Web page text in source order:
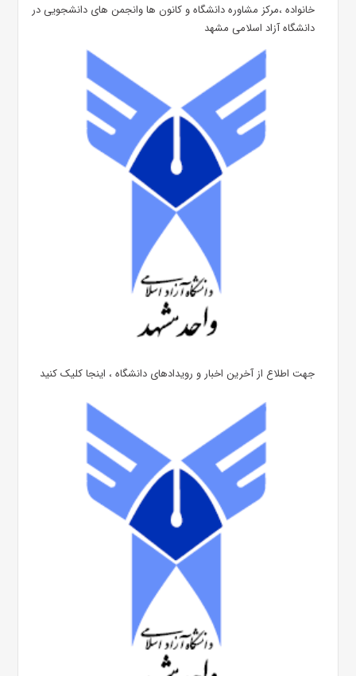
خانواده ،مرکز مشاوره دانشگاه و کانون ها وانجمن های دانشجویی در
دانشگاه آزاد اسلامی مشهد
جهت اطلاع از آخرین اخبار و رویدادهای دانشگاه ، اینجا کلیک کنید